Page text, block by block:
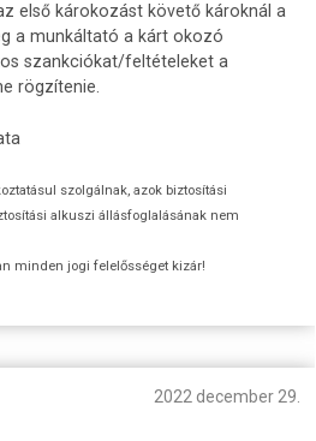
első károkozást követő károknál a
a munkáltató a kárt okozó
szankciókat/feltételeket a
rögzítenie.
szolgálnak, azok biztosítási
alkuszi állásfoglalásának nem
minden jogi felelősséget kizár!
2022 december 29.